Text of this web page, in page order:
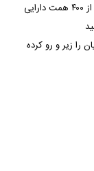
را زیر و رو کرده